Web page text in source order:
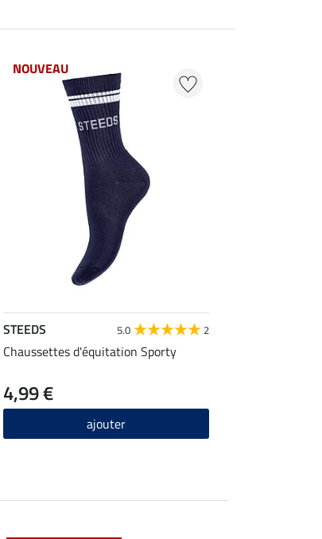
NOUVEAU
STEEDS 5.0 2
Chaussettes d'équitation Sporty
4,99 €
ajouter